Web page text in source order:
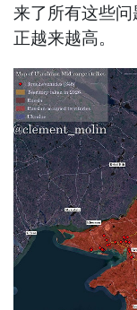
来了所有这些
正越来越高。